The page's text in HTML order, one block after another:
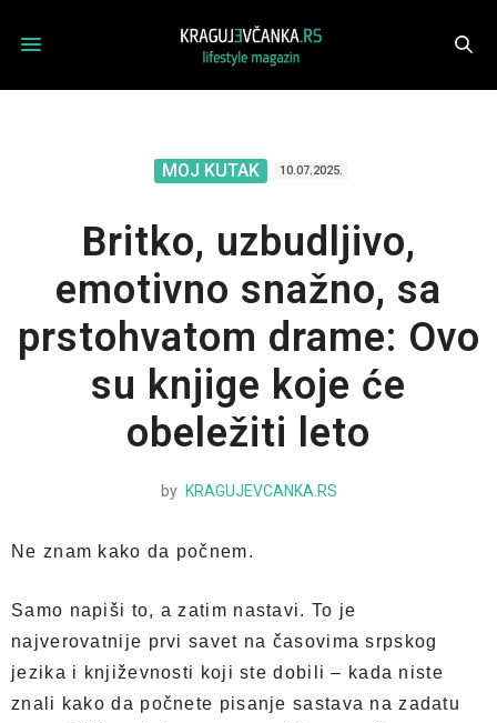
MOJ KUTAK 10.07.2025.
Britko, uzbudljivo,
emotivno snažno, sa
prstohvatom drame: Ovo
su knjige koje će
obeležiti leto
by KRAGUJEVCANKA.RS
Ne znam kako da počnem.
Samo napiši to, a zatim nastavi. To je
najverovatnije prvi savet na časovima srpskog
jezika i književnosti koji ste dobili – kada niste
znali kako da počnete pisanje sastava na zadatu